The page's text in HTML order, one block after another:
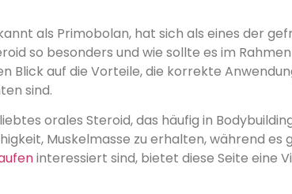
als Primobolan, hat sich als eines der
so besonders und wie sollte es im
Blick auf die Vorteile, die korrekte
sind.
orales Steroid, das häufig in
Muskelmasse zu erhalten, während
interessiert sind, bietet diese Seite eine